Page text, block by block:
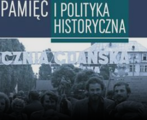
Nowe Ateny